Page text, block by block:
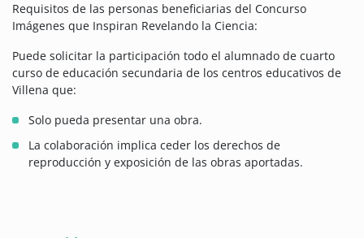
Requisitos de las personas beneficiarias del Concurso
Imágenes que Inspiran Revelando la Ciencia:
Puede solicitar la participación todo el alumnado de cuarto
curso de educación secundaria de los centros educativos de
Villena que:
Solo pueda presentar una obra.
La colaboración implica ceder los derechos de
reproducción y exposición de las obras aportadas.